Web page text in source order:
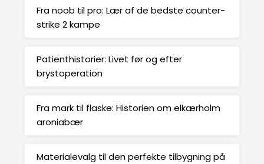
Fra noob til pro: Lær af de bedste counter-
strike 2 kampe
Patienthistorier: Livet før og efter
brystoperation
Fra mark til flaske: Historien om elkærholm
aroniabær
Materialevalg til den perfekte tilbygning på